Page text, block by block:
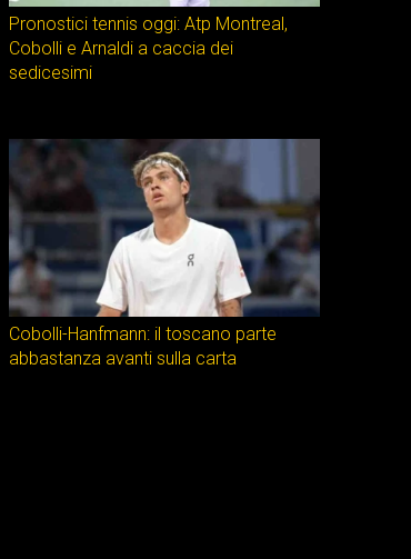
Pronostici tennis oggi: Atp Montreal,
Cobolli e Arnaldi a caccia dei
sedicesimi
Cobolli-Hanfmann: il toscano parte
abbastanza avanti sulla carta